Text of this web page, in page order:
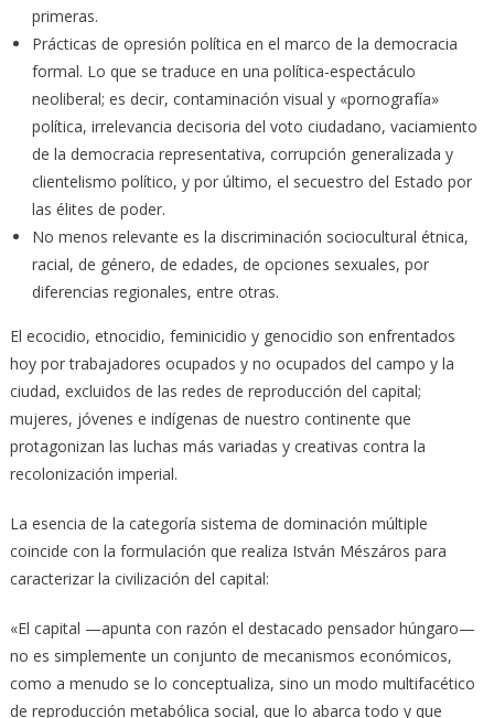
primeras.
Prácticas de opresión política en el marco de la democracia
formal. Lo que se traduce en una política-espectáculo
neoliberal; es decir, contaminación visual y «pornografía»
política, irrelevancia decisoria del voto ciudadano, vaciamiento
de la democracia representativa, corrupción generalizada y
clientelismo político, y por último, el secuestro del Estado por
las élites de poder.
No menos relevante es la discriminación sociocultural étnica,
racial, de género, de edades, de opciones sexuales, por
diferencias regionales, entre otras.
El ecocidio, etnocidio, feminicidio y genocidio son enfrentados
hoy por trabajadores ocupados y no ocupados del campo y la
ciudad, excluidos de las redes de reproducción del capital;
mujeres, jóvenes e indígenas de nuestro continente que
protagonizan las luchas más variadas y creativas contra la
recolonización imperial.
La esencia de la categoría sistema de dominación múltiple
coincide con la formulación que realiza István Mészáros para
caracterizar la civilización del capital:
«El capital —apunta con razón el destacado pensador húngaro—
no es simplemente un conjunto de mecanismos económicos,
como a menudo se lo conceptualiza, sino un modo multifacético
de reproducción metabólica social, que lo abarca todo y que